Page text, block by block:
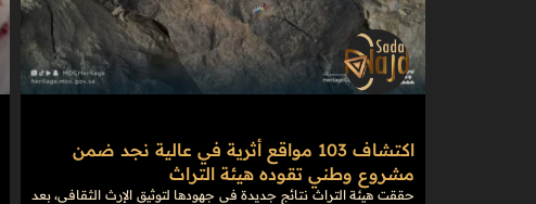
اكتشاف 103 مواقع أثرية في عالية نجد ضمن
مشروع وطني تقوده هيئة التراث
حققت هيئة التراث نتائج جديدة في جهودها لتوثيق الإرث الثقافي، بعد